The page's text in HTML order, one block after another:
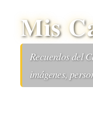
Mis
Recuerdos del
imágenes,